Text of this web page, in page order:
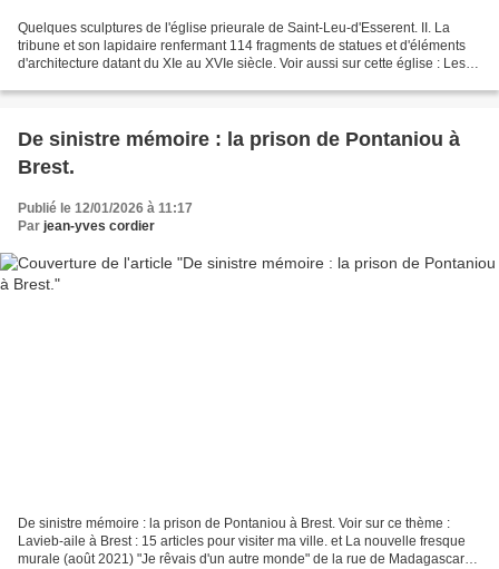
Quelques sculptures de l'église prieurale de Saint-Leu-d'Esserent. II. La
tribune et son lapidaire renfermant 114 fragments de statues et d'éléments
d'architecture datant du XIe au XVIe siècle. Voir aussi sur cette église : Les
De sinistre mémoire : la prison de Pontaniou à
Brest.
Publié le 12/01/2026 à 11:17
Par jean-yves cordier
De sinistre mémoire : la prison de Pontaniou à Brest. Voir sur ce thème :
Lavieb-aile à Brest : 15 articles pour visiter ma ville. et La nouvelle fresque
murale (août 2021) "Je rêvais d'un autre monde" de la rue de Madagascar